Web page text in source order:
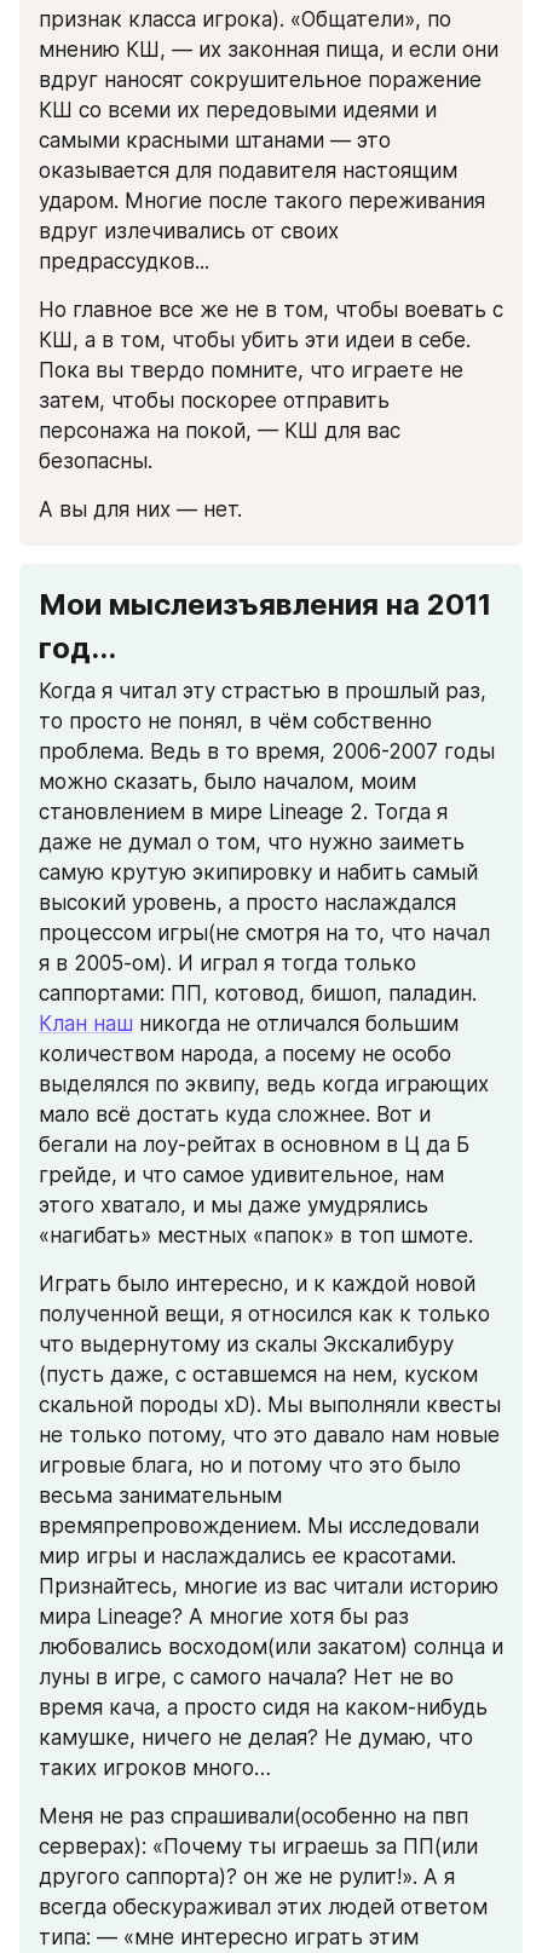
признак класса игрока). «Общатели», по
мнению КШ, — их законная пища, и если они
вдруг наносят сокрушительное поражение
КШ со всеми их передовыми идеями и
самыми красными штанами — это
оказывается для подавителя настоящим
ударом. Многие после такого переживания
вдруг излечивались от своих
предрассудков...
Но главное все же не в том, чтобы воевать с
КШ, а в том, чтобы убить эти идеи в себе.
Пока вы твердо помните, что играете не
затем, чтобы поскорее отправить
персонажа на покой, — КШ для вас
безопасны.
А вы для них — нет.
Мои мыслеизъявления на 2011
год...
Когда я читал эту страстью в прошлый раз,
то просто не понял, в чём собственно
проблема. Ведь в то время, 2006-2007 годы
можно сказать, было началом, моим
становлением в мире Lineage 2. Тогда я
даже не думал о том, что нужно заиметь
самую крутую экипировку и набить самый
высокий уровень, а просто наслаждался
процессом игры(не смотря на то, что начал
я в 2005-ом). И играл я тогда только
Клан наш никогда не отличался большим
количеством народа, а посему не особо
выделялся по эквипу, ведь когда играющих
мало всё достать куда сложнее. Вот и
бегали на лоу-рейтах в основном в Ц да Б
грейде, и что самое удивительное, нам
этого хватало, и мы даже умудрялись
«нагибать» местных «папок» в топ шмоте.
Играть было интересно, и к каждой новой
полученной вещи, я относился как к только
что выдернутому из скалы Экскалибуру
(пусть даже, с оставшемся на нем, куском
скальной породы хD). Мы выполняли квесты
не только потому, что это давало нам новые
игровые блага, но и потому что это было
весьма занимательным
времяпрепровождением. Мы исследовали
мир игры и наслаждались ее красотами.
Признайтесь, многие из вас читали историю
мира Lineage? А многие хотя бы раз
любовались восходом(или закатом) солнца и
луны в игре, с самого начала? Нет не во
время кача, а просто сидя на каком-нибудь
камушке, ничего не делая? Не думаю, что
таких игроков много…
Меня не раз спрашивали(особенно на пвп
серверах): «Почему ты играешь за ПП(или
другого саппорта)? он же не рулит!». А я
всегда обескураживал этих людей ответом
типа: — «мне интересно играть этим